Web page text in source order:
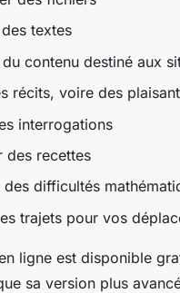
textes
contenu destiné aux
récits, voire des
interrogations
des recettes
difficultés
trajets pour vos
ligne est disponible
sa version plus